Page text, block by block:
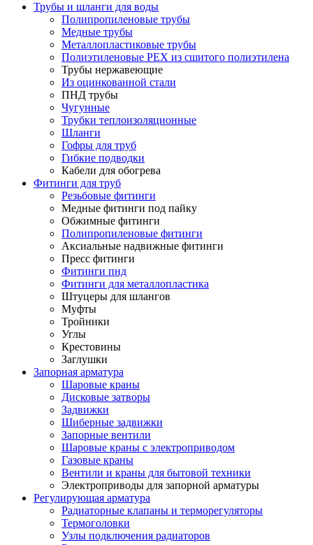
Трубы и шланги для воды
Полипропиленовые трубы
Медные трубы
Металлопластиковые трубы
Полиэтиленовые PEX из сшитого полиэтилена
Трубы нержавеющие
Из оцинкованной стали
ПНД трубы
Чугунные
Трубки теплоизоляционные
Шланги
Гофры для труб
Гибкие подводки
Кабели для обогрева
Фитинги для труб
Резьбовые фитинги
Медные фитинги под пайку
Обжимные фитинги
Полипропиленовые фитинги
Аксиальные надвижные фитинги
Пресс фитинги
Фитинги пнд
Фитинги для металлопластика
Штуцеры для шлангов
Муфты
Тройники
Углы
Крестовины
Заглушки
Запорная арматура
Шаровые краны
Дисковые затворы
Задвижки
Шиберные задвижки
Запорные вентили
Шаровые краны с электроприводом
Газовые краны
Вентили и краны для бытовой техники
Электроприводы для запорной арматуры
Регулирующая арматура
Радиаторные клапаны и терморегуляторы
Термоголовки
Узлы подключения радиаторов